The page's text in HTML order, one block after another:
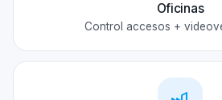
Oficinas
Control accesos +